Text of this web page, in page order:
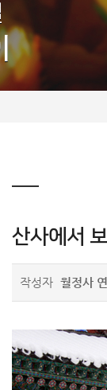
산사에서
작성자 월정사